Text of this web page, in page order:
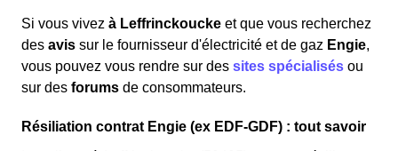
Si vous vivez à Leffrinckoucke et que vous recherchez
des avis sur le fournisseur d'électricité et de gaz Engie,
vous pouvez vous rendre sur des sites spécialisés ou
sur des forums de consommateurs.
Résiliation contrat Engie (ex EDF-GDF) : tout savoir